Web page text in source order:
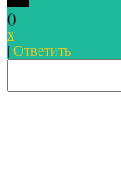
()
x
| Ответить